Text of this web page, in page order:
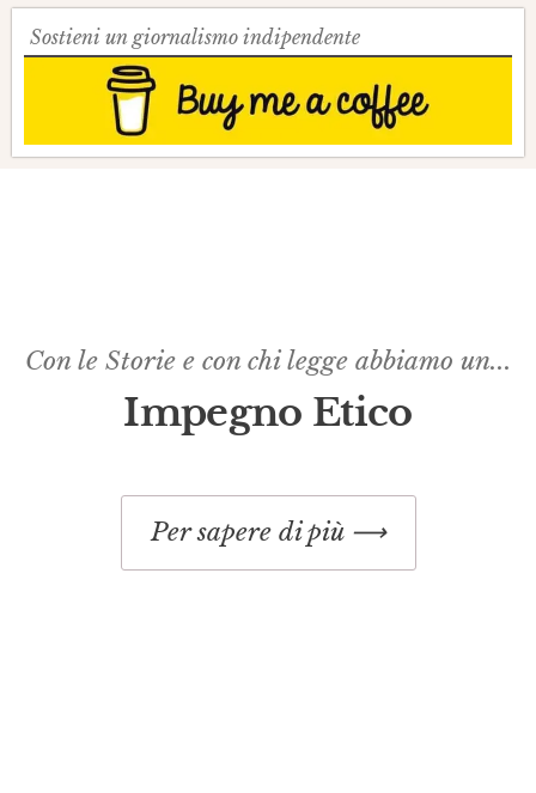
Sostieni un giornalismo indipendente
Con le Storie e con chi legge abbiamo un...
Impegno Etico​
Per sapere di più ⟶